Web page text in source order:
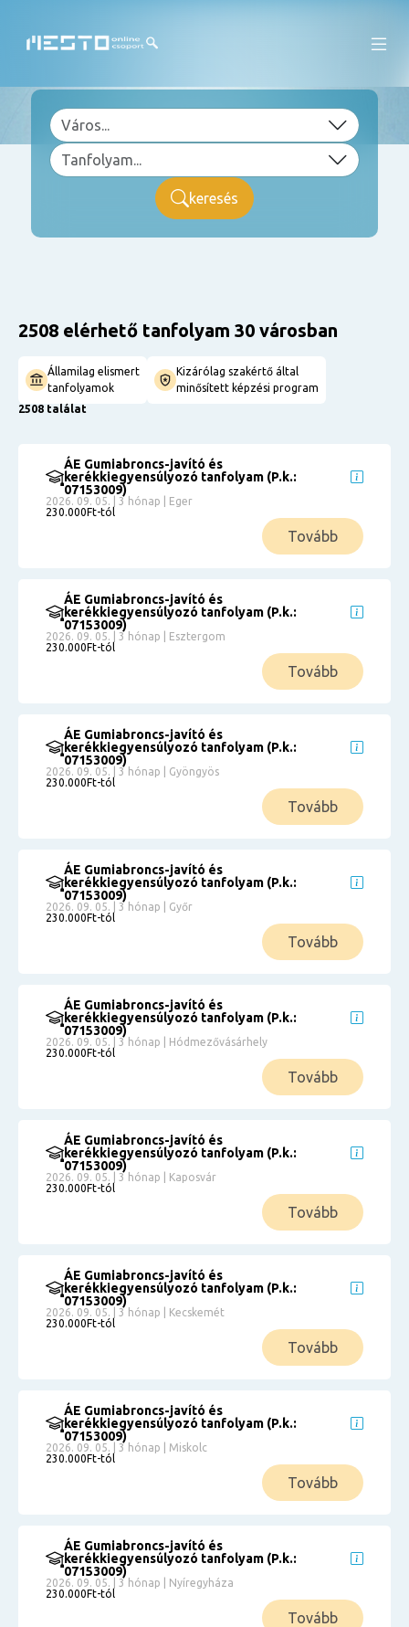
keresés
2508 elérhető tanfolyam 30 városban
Államilag elismert
tanfolyamok
Kizárólag szakértő által
minősített képzési program
2508 találat
ÁE Gumiabroncs-javító és
kerékkiegyensúlyozó tanfolyam (P.k.:
07153009)
2026. 09. 05. | 3 hónap | Eger
230.000Ft-tól
Tovább
ÁE Gumiabroncs-javító és
kerékkiegyensúlyozó tanfolyam (P.k.:
07153009)
2026. 09. 05. | 3 hónap | Esztergom
230.000Ft-tól
Tovább
ÁE Gumiabroncs-javító és
kerékkiegyensúlyozó tanfolyam (P.k.:
07153009)
2026. 09. 05. | 3 hónap | Gyöngyös
230.000Ft-tól
Tovább
ÁE Gumiabroncs-javító és
kerékkiegyensúlyozó tanfolyam (P.k.:
07153009)
2026. 09. 05. | 3 hónap | Győr
230.000Ft-tól
Tovább
ÁE Gumiabroncs-javító és
kerékkiegyensúlyozó tanfolyam (P.k.:
07153009)
2026. 09. 05. | 3 hónap | Hódmezővásárhely
230.000Ft-tól
Tovább
ÁE Gumiabroncs-javító és
kerékkiegyensúlyozó tanfolyam (P.k.:
07153009)
2026. 09. 05. | 3 hónap | Kaposvár
230.000Ft-tól
Tovább
ÁE Gumiabroncs-javító és
kerékkiegyensúlyozó tanfolyam (P.k.:
07153009)
2026. 09. 05. | 3 hónap | Kecskemét
230.000Ft-tól
Tovább
ÁE Gumiabroncs-javító és
kerékkiegyensúlyozó tanfolyam (P.k.:
07153009)
2026. 09. 05. | 3 hónap | Miskolc
230.000Ft-tól
Tovább
ÁE Gumiabroncs-javító és
kerékkiegyensúlyozó tanfolyam (P.k.:
07153009)
2026. 09. 05. | 3 hónap | Nyíregyháza
230.000Ft-tól
Tovább